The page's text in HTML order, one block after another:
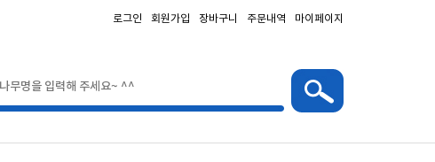
로그인 회원가입 장바구니 주문내역 마이페이지